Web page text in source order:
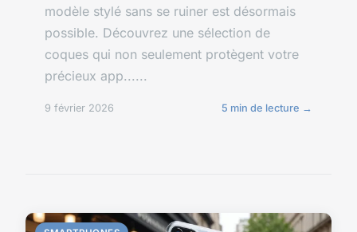
modèle stylé sans se ruiner est désormais
possible. Découvrez une sélection de
coques qui non seulement protègent votre
précieux app......
9 février 2026 5 min de lecture →